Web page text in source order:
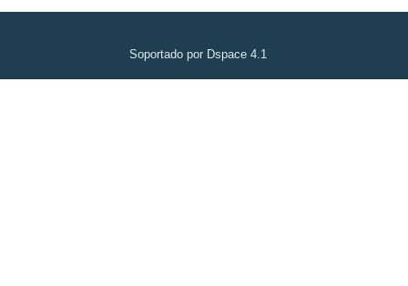
Soportado por Dspace 4.1